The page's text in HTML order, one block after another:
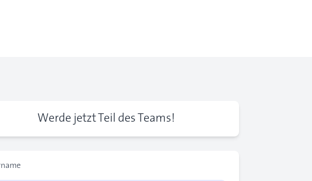
Werde jetzt Teil des Teams!